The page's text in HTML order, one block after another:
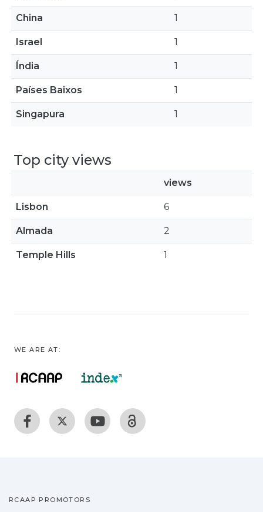
China 1
Israel 1
Índia 1
Países Baixos 1
Singapura 1
Top city views
views
Lisbon 6
Almada 2
Temple Hills 1
WE ARE AT:
RCAAP PROMOTORS